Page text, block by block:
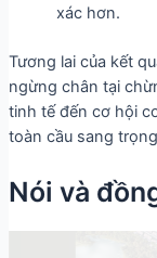
xác hơn.
Tương lai của kết
ngừng chân tại
tinh tế đến cơ hội
toàn cầu sang
Nói và